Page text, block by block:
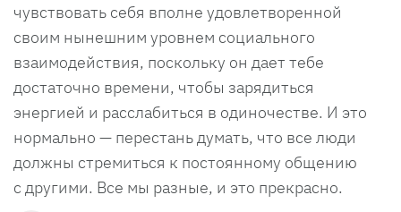
чувствовать себя вполне удовлетворенной
своим нынешним уровнем социального
взаимодействия, поскольку он дает тебе
достаточно времени, чтобы зарядиться
энергией и расслабиться в одиночестве. И это
нормально — перестань думать, что все люди
должны стремиться к постоянному общению
с другими. Все мы разные, и это прекрасно.